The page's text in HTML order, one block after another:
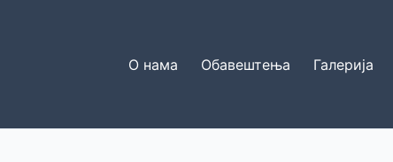
О нама Обавештења Галерија